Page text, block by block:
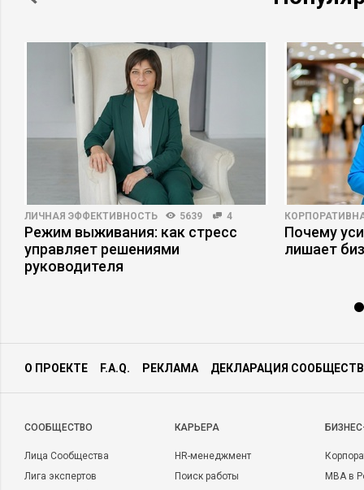
ЛИЧНАЯ ЭФФЕКТИВНОСТЬ 5639 4
Режим выживания: как стресс
управляет решениями
руководителя
Почему
лишает
О ПРОЕКТЕ F.A.Q. РЕКЛАМА ДЕКЛАРАЦИЯ
CООБЩЕСТВО
Лица Сообщества
Лига экспертов
КАРЬЕРА
HR-менеджмент
Поиск работы
MBA в